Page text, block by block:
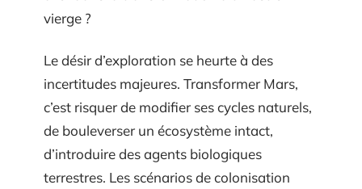
vierge ?
Le désir d’exploration se heurte à des
incertitudes majeures. Transformer Mars,
c’est risquer de modifier ses cycles naturels,
de bouleverser un écosystème intact,
d’introduire des agents biologiques
terrestres. Les scénarios de colonisation